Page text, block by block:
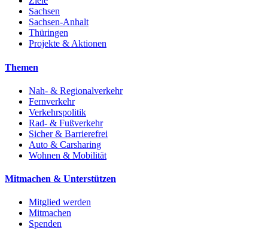
Sachsen
Sachsen-Anhalt
Thüringen
Projekte & Aktionen
Themen
Nah- & Regionalverkehr
Fernverkehr
Verkehrspolitik
Rad- & Fußverkehr
Sicher & Barrierefrei
Auto & Carsharing
Wohnen & Mobilität
Mitmachen & Unterstützen
Mitglied werden
Mitmachen
Spenden